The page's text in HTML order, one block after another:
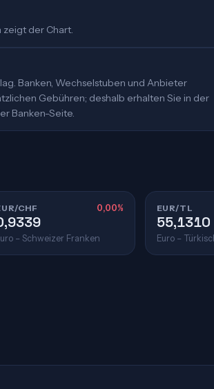
zeigt der Chart.
Banken, Wechselstuben und Anbieter
Gebühren; deshalb erhalten Sie in der
Banken-Seite.
CHF 0,00%
– Schweizer Franken
EUR/TL
55,1310
Euro –